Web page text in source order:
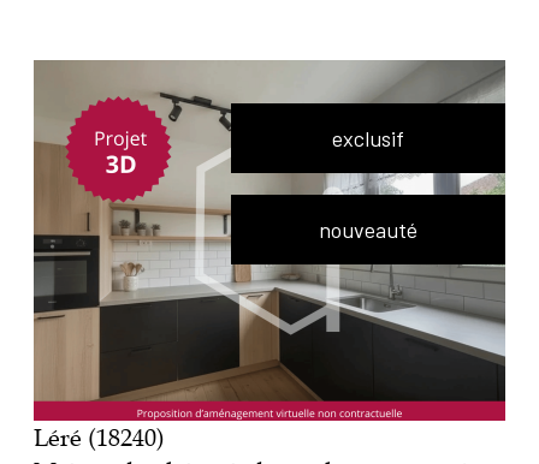
exclusif
nouveauté
voir le bien
Léré (18240)